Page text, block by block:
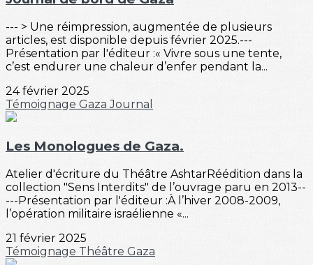
--- > Une réimpression, augmentée de plusieurs
articles, est disponible depuis février 2025.---
Présentation par l'éditeur :« Vivre sous une tente,
c’est endurer une chaleur d’enfer pendant la...
24 février 2025
Témoignage GazaJournal
Les Monologues de Gaza.
Atelier d'écriture du Théâtre AshtarRéédition dans la
collection "Sens Interdits" de l’ouvrage paru en 2013--
---Présentation par l'éditeur :À l’hiver 2008-2009,
l’opération militaire israélienne «...
21 février 2025
Témoignage Théâtre Gaza